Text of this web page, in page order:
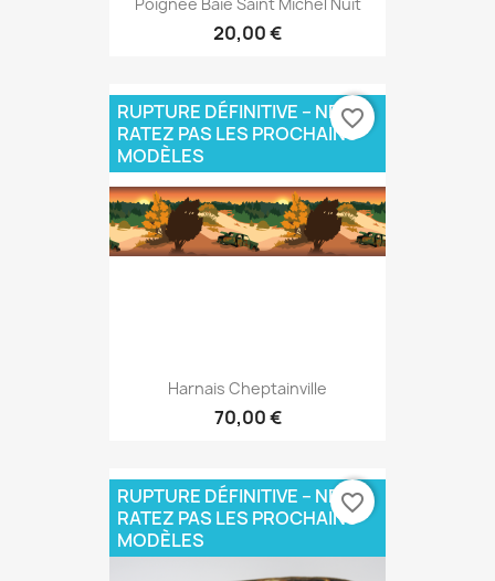
20,00 €
Harnais Cheptainville
70,00 €
RUPTURE DÉFINITIVE – NE
RATEZ PAS LES PROCHAINS
MODÈLES
favorite_border
RUPTURE DÉFINITIVE – NE
RATEZ PAS LES PROCHAINS
MODÈLES
favorite_border